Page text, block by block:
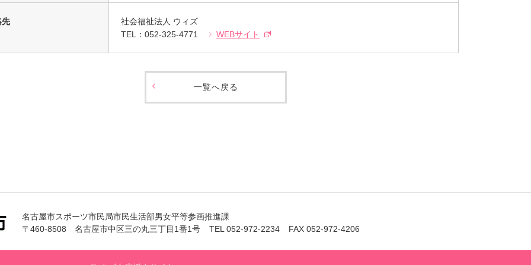
先
社会福祉法人 ウィズ
TEL：052-325-4771
WEBサイト
一覧へ戻る
名古屋市スポーツ市民局市民生活部男女平等参画推進課
〒460-8508 名古屋市中区三の丸三丁目1番1号
TEL 052-972-2234 FAX 052-972-4206